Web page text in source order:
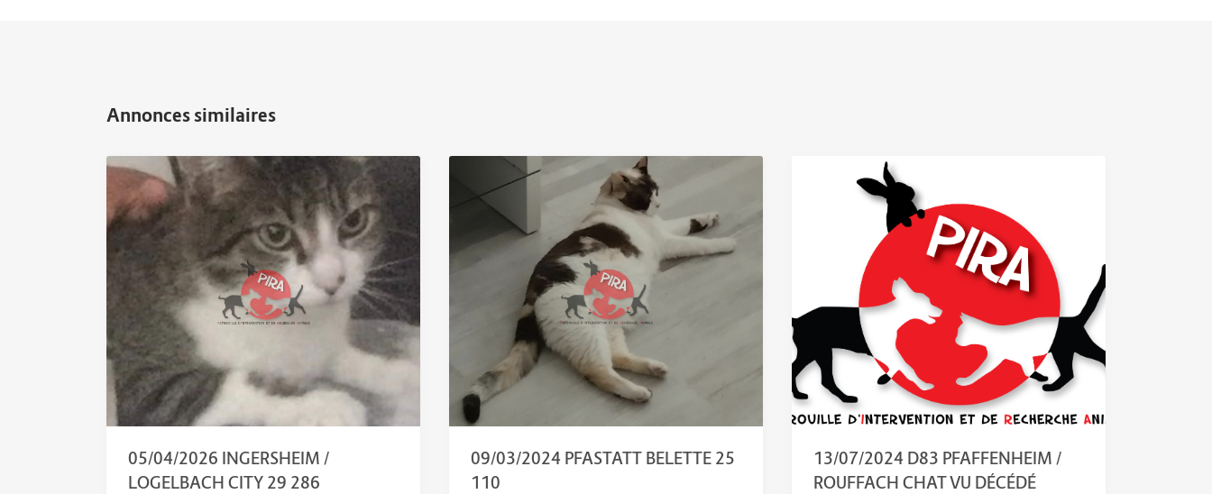
05/04/2026 INGERSHEIM /
LOGELBACH CITY 29 286
09/03/2024 PFASTATT BELETTE 25
110
13/07/2024 D83 PFAFFENHEIM /
ROUFFACH CHAT VU DÉCÉDÉ